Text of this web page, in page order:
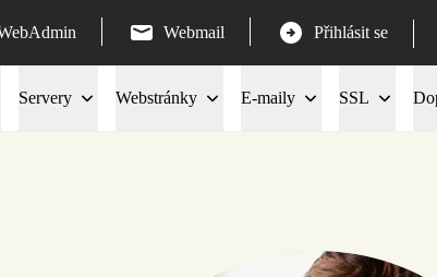
Webmail Přihlásit se
Servery Webstránky E-maily SSL